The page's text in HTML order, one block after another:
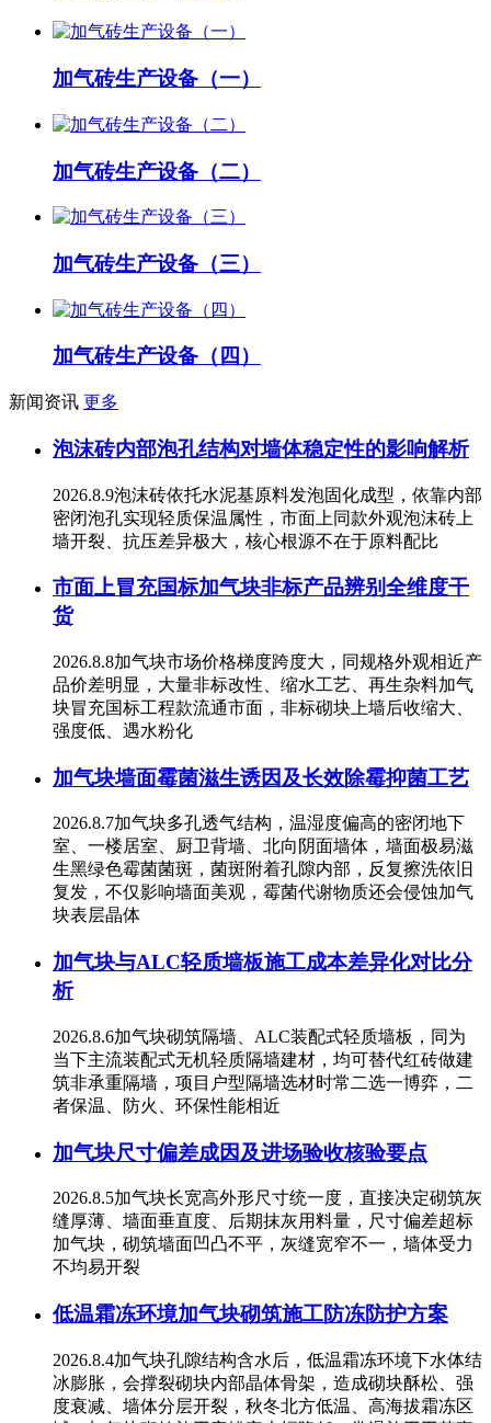
加气砖生产设备（一）
加气砖生产设备（二）
加气砖生产设备（三）
加气砖生产设备（四）
新闻资讯 更多
泡沫砖内部泡孔结构对墙体稳定性的影响解析
2026.8.9泡沫砖依托水泥基原料发泡固化成型，依靠内部
密闭泡孔实现轻质保温属性，市面上同款外观泡沫砖上
墙开裂、抗压差异极大，核心根源不在于原料配比
市面上冒充国标加气块非标产品辨别全维度干
货
2026.8.8加气块市场价格梯度跨度大，同规格外观相近产
品价差明显，大量非标改性、缩水工艺、再生杂料加气
块冒充国标工程款流通市面，非标砌块上墙后收缩大、
强度低、遇水粉化
加气块墙面霉菌滋生诱因及长效除霉抑菌工艺
2026.8.7加气块多孔透气结构，温湿度偏高的密闭地下
室、一楼居室、厨卫背墙、北向阴面墙体，墙面极易滋
生黑绿色霉菌菌斑，菌斑附着孔隙内部，反复擦洗依旧
复发，不仅影响墙面美观，霉菌代谢物质还会侵蚀加气
块表层晶体
加气块与ALC轻质墙板施工成本差异化对比分
析
2026.8.6加气块砌筑隔墙、ALC装配式轻质墙板，同为
当下主流装配式无机轻质隔墙建材，均可替代红砖做建
筑非承重隔墙，项目户型隔墙选材时常二选一博弈，二
者保温、防火、环保性能相近
加气块尺寸偏差成因及进场验收核验要点
2026.8.5加气块长宽高外形尺寸统一度，直接决定砌筑灰
缝厚薄、墙面垂直度、后期抹灰用料量，尺寸偏差超标
加气块，砌筑墙面凹凸不平，灰缝宽窄不一，墙体受力
不均易开裂
低温霜冻环境加气块砌筑施工防冻防护方案
2026.8.4加气块孔隙结构含水后，低温霜冻环境下水体结
冰膨胀，会撑裂砌块内部晶体骨架，造成砌块酥松、强
度衰减、墙体分层开裂，秋冬北方低温、高海拔霜冻区